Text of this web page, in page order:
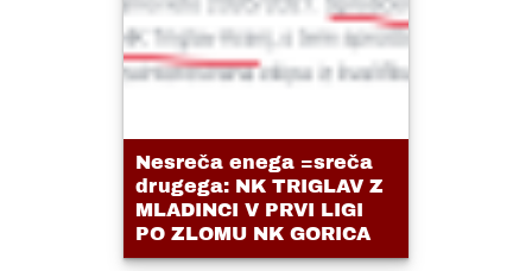
Nesreča enega =sreča
drugega: NK TRIGLAV Z
MLADINCI V PRVI LIGI
PO ZLOMU NK GORICA